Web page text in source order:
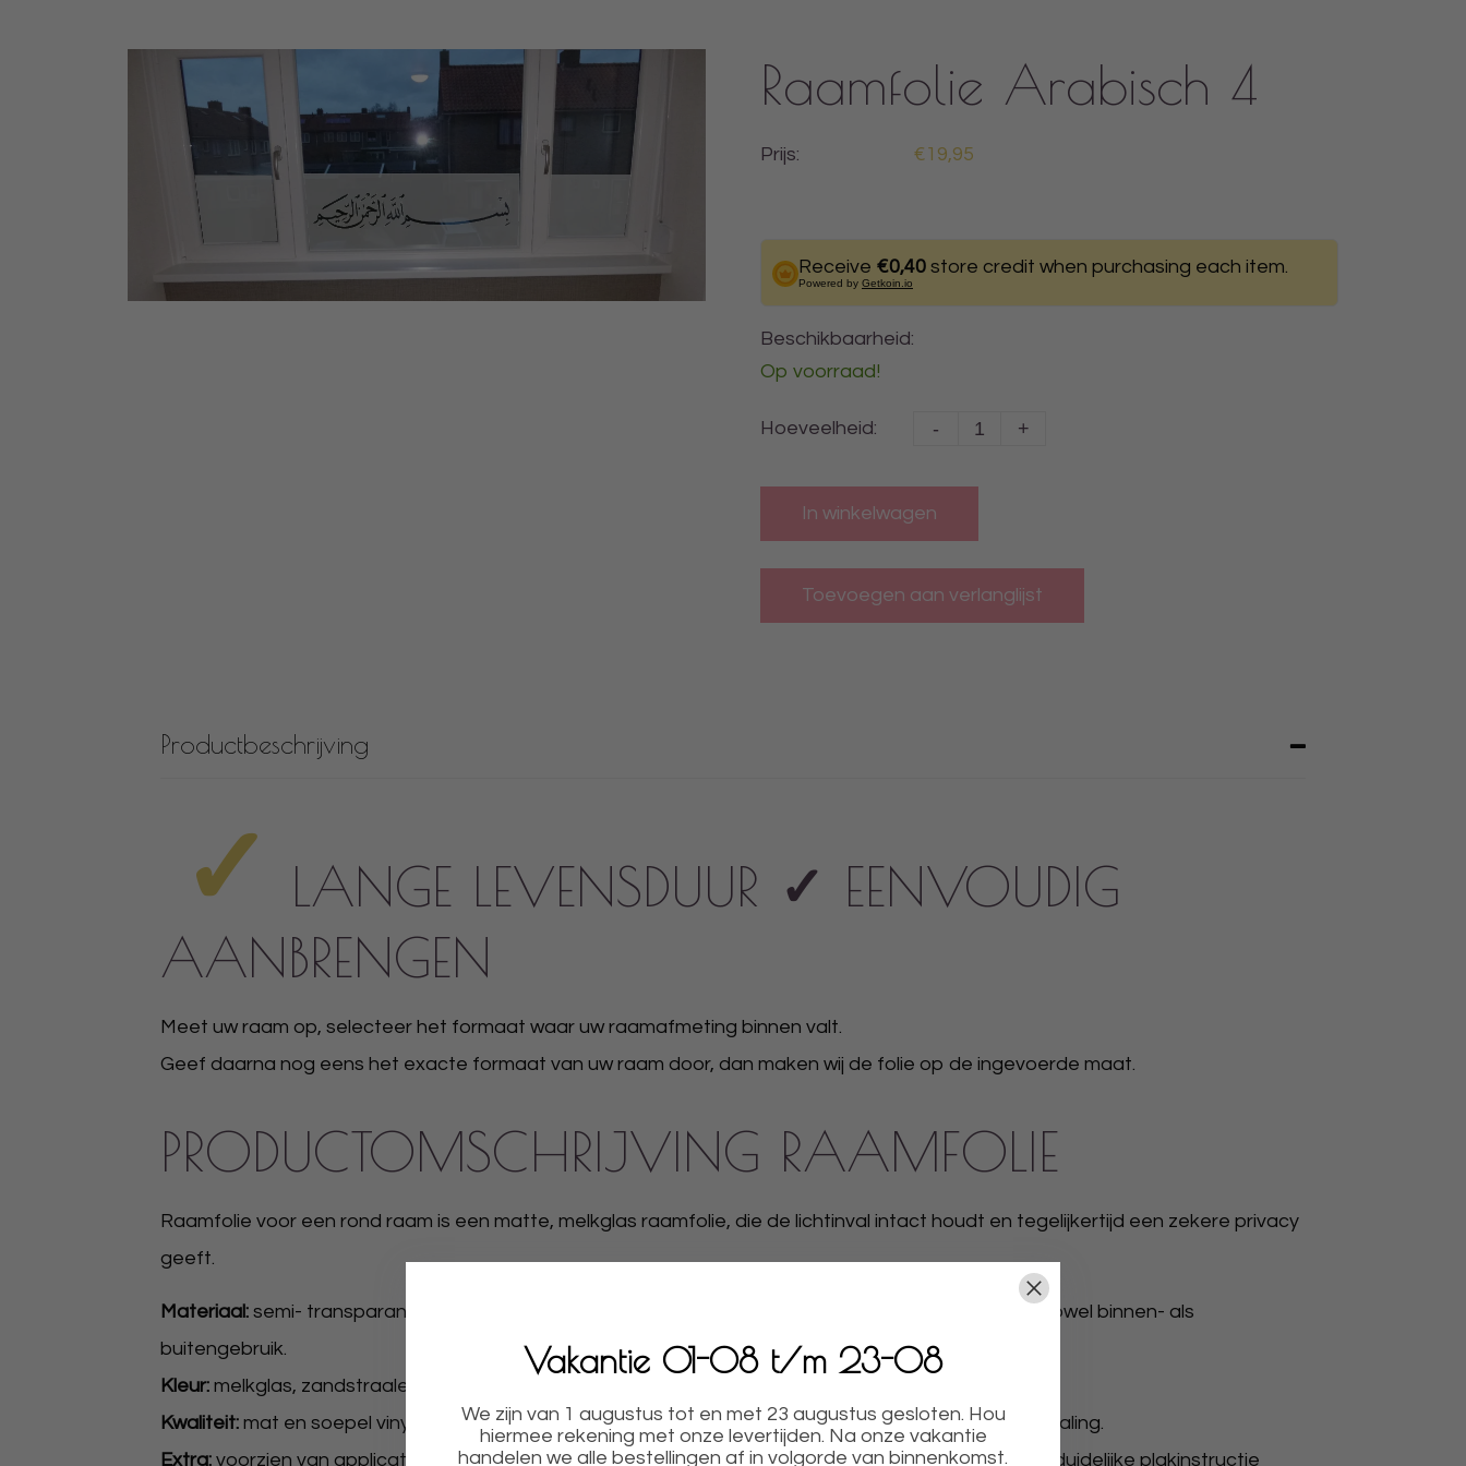
Raamfolie Arabisch 4
Prijs: €19,95
Receive €0,40 store credit when purchasing each item.
Powered by Getkoin.io
Beschikbaarheid:
Op voorraad!
Hoeveelheid: - +
In winkelwagen
Productbeschrijving
✓ LANGE LEVENSDUUR ✓ EENVOUDIG
AANBRENGEN
Meet uw raam op, selecteer het formaat waar uw raamafmeting binnen valt.
​Geef daarna nog eens het exacte formaat van uw raam door, dan maken wij de folie op de ingevoerde maat.
PRODUCTOMSCHRIJVING RAAMFOLIE
Raamfolie voor een rond raam is een matte, melkglas raamfolie, die de lichtinval intact houdt en tegelijkertijd een zekere privacy
geeft.
Materiaal: semi- transparante folie met zandstraaleffect van professionele kwaliteit, geschikt voor zowel binnen- als
buitengebruik.
Kleur: melkglas, zandstraaleffect.
Kwaliteit: mat en soepel vinyl en door de permanente lijmlaag een lange levensduur. Filtert 88% UV straling.
Extra: voorzien van applicatiefolie zodat u de raamfolie eenvoudig kunt aanbrengen, tevens zal een duidelijke plakinstructie
Vakantie 01-08 t/m 23-08
We zijn van 1 augustus tot en met 23 augustus gesloten. Hou
hiermee rekening met onze levertijden. Na onze vakantie
handelen we alle bestellingen af in volgorde van binnenkomst.